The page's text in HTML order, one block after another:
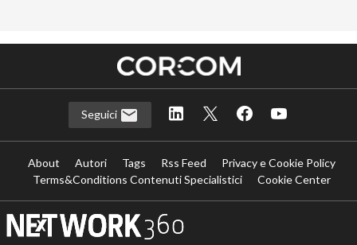
Seguici
About Autori Tags Rss Feed
Privacy e Cookie Policy
Terms&Conditions Contenuti Specialistici
Cookie Center